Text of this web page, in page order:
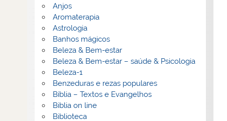
Anjos
Aromaterapia
Astrologia
Banhos mágicos
Beleza & Bem-estar
Beleza & Bem-estar – saúde & Psicologia
Beleza-1
Benzeduras e rezas populares
Bíblia – Textos e Evangelhos
Biblia on line
Biblioteca